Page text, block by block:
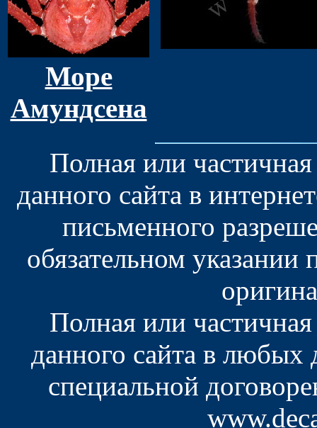
Море
Амундсена
Полная или
данного сайта в
письменного
обязательном
Полная или
данного сайта в
специальной